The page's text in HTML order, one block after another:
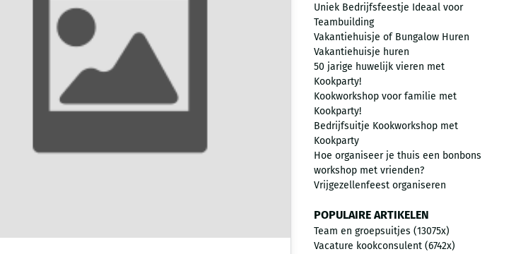
Uniek Bedrijfsfeestje Ideaal voor
Teambuilding
Vakantiehuisje of Bungalow Huren
Vakantiehuisje huren
50 jarige huwelijk vieren met
Kookparty!
Kookworkshop voor familie met
Kookparty!
Bedrijfsuitje Kookworkshop met
Kookparty
Hoe organiseer je thuis een bonbons
workshop met vrienden?
Vrijgezellenfeest organiseren
POPULAIRE ARTIKELEN
Team en groepsuitjes (13075x)
Vacature kookconsulent (6742x)